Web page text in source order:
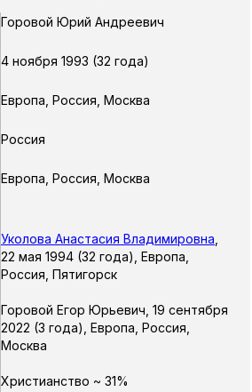
Горовой Юрий Андреевич
4 ноября 1993 (32 года)
Европа, Россия, Москва
Россия
Европа, Россия, Москва
Уколова Анастасия Владимировна
22 мая 1994 (32 года), Европа,
Россия, Пятигорск
Горовой Егор Юрьевич 19 сентября
2022 (3 года), Европа, Россия,
Москва
Христианство ~ 31%